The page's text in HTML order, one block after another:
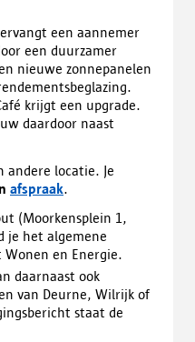
een aannemer
een duurzamer
nieuwe zonnepanelen
krijgt een upgrade.
daardoor naast
andere locatie. Je
afspraak.
(Moorkensplein 1,
je het algemene
en Energie.
daarnaast ook
van Deurne, Wilrijk of
staat de